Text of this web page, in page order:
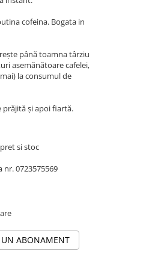
cofeina. Bogata in
până toamna târziu
asemănătoare cafelei,
la consumul de
prăjită și apoi fiartă.
si stoc
0723575569
UN ABONAMENT